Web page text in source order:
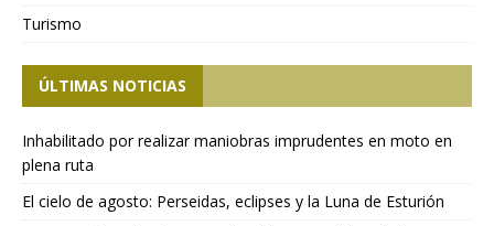
Turismo
ÚLTIMAS NOTICIAS
Inhabilitado por realizar maniobras imprudentes en moto en
plena ruta
El cielo de agosto: Perseidas, eclipses y la Luna de Esturión